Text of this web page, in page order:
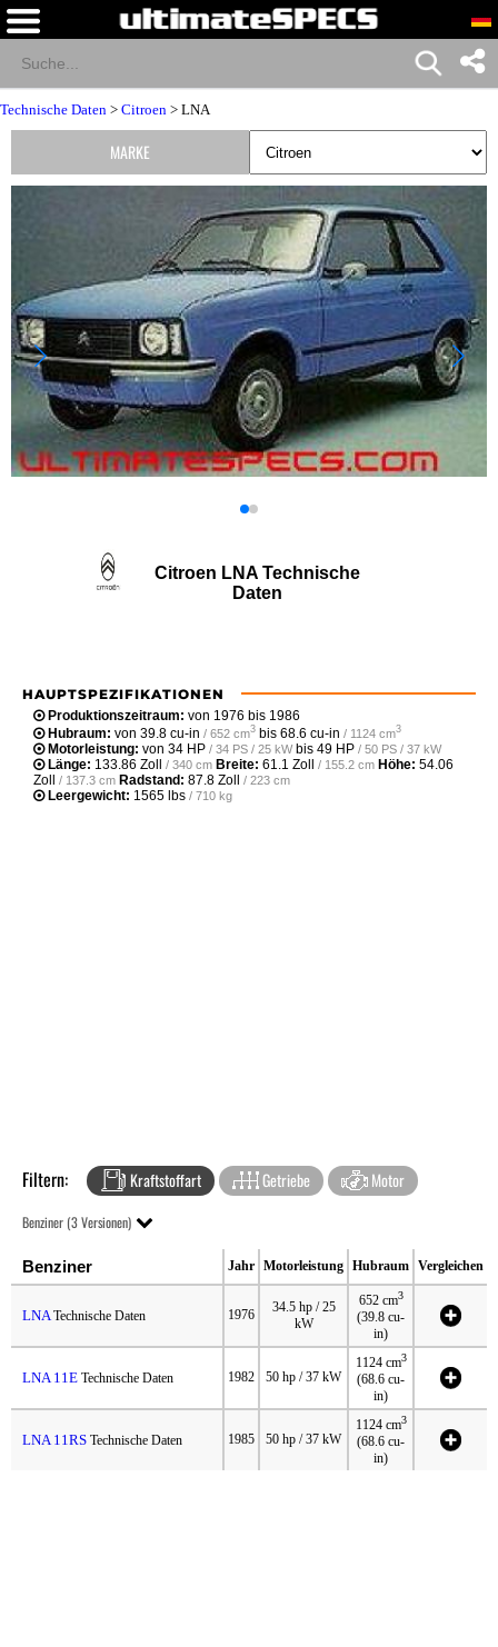
Technische Daten > Citroen > LNA
Citroen LNA Technische
Daten
HAUPTSPEZIFIKATIONEN
Produktionszeitraum: von 1976 bis 1986
Hubraum: von 39.8 cu-in / 652 cm3 bis 68.6 cu-in / 1124 cm3
Motorleistung: von 34 HP / 34 PS / 25 kWbis 49 HP / 50 PS / 37 kW
Länge: 133.86 Zoll / 340 cm Breite: 61.1 Zoll / 155.2 cm Höhe: 54.06
Zoll / 137.3 cm Radstand: 87.8 Zoll / 223 cm
Leergewicht‎: 1565 lbs / 710 kg
Filtern: Kraftstoffart Getriebe Motor
Benziner (3 Versionen)
Benziner Jahr Motorleistung Hubraum Vergleichen
LNA Technische Daten 1976
34.5 hp / 25
kW
652 cm3
(39.8 cu-
in)
LNA 11E Technische Daten 1982 50 hp / 37 kW
1124 cm3
(68.6 cu-
in)
LNA 11RS Technische Daten 1985 50 hp / 37 kW
1124 cm3
(68.6 cu-
in)
MARKE